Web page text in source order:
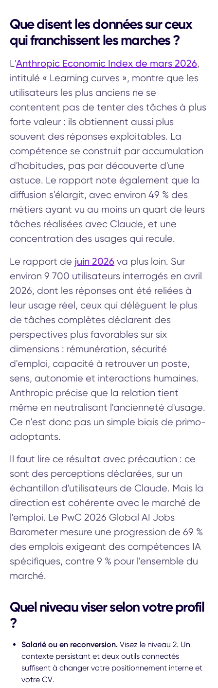
Que disent les données sur ceux
qui franchissent les marches ?
L'Anthropic Economic Index de mars 2026,
intitulé « Learning curves », montre que les
utilisateurs les plus anciens ne se
contentent pas de tenter des tâches à plus
forte valeur : ils obtiennent aussi plus
souvent des réponses exploitables. La
compétence se construit par accumulation
d'habitudes, pas par découverte d'une
astuce. Le rapport note également que la
diffusion s'élargit, avec environ 49 % des
métiers ayant vu au moins un quart de leurs
tâches réalisées avec Claude, et une
concentration des usages qui recule.
Le rapport de juin 2026 va plus loin. Sur
environ 9 700 utilisateurs interrogés en avril
2026, dont les réponses ont été reliées à
leur usage réel, ceux qui délèguent le plus
de tâches complètes déclarent des
perspectives plus favorables sur six
dimensions : rémunération, sécurité
d'emploi, capacité à retrouver un poste,
sens, autonomie et interactions humaines.
Anthropic précise que la relation tient
même en neutralisant l'ancienneté d'usage.
Ce n'est donc pas un simple biais de primo-
adoptants.
Il faut lire ce résultat avec précaution : ce
sont des perceptions déclarées, sur un
échantillon d'utilisateurs de Claude. Mais la
direction est cohérente avec le marché de
l'emploi. Le PwC 2026 Global AI Jobs
Barometer mesure une progression de 69 %
des emplois exigeant des compétences IA
spécifiques, contre 9 % pour l'ensemble du
marché.
Quel niveau viser selon votre profil
?
Salarié ou en reconversion. Visez le niveau 2. Un
contexte persistant et deux outils connectés
suffisent à changer votre positionnement interne et
votre CV.